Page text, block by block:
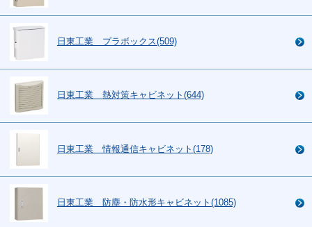
日東工業 プラボックス(509)
日東工業 熱対策キャビネット(644)
日東工業 情報通信キャビネット(178)
日東工業 防塵・防水形キャビネット(1085)